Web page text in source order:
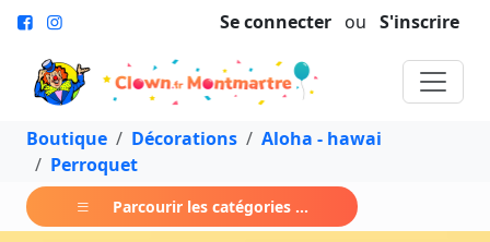
Se connecter ou S'inscrire
Boutique Décorations
Aloha - hawai
Perroquet
Parcourir les catégories ...